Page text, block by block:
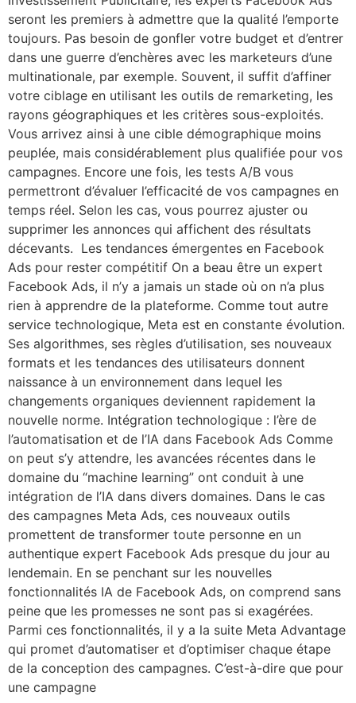
seront les premiers à admettre que la qualité l’emporte
toujours. Pas besoin de gonfler votre budget et d’entrer
dans une guerre d’enchères avec les marketeurs d’une
multinationale, par exemple. Souvent, il suffit d’affiner
votre ciblage en utilisant les outils de remarketing, les
rayons géographiques et les critères sous-exploités.
Vous arrivez ainsi à une cible démographique moins
peuplée, mais considérablement plus qualifiée pour vos
campagnes. Encore une fois, les tests A/B vous
permettront d’évaluer l’efficacité de vos campagnes en
temps réel. Selon les cas, vous pourrez ajuster ou
supprimer les annonces qui affichent des résultats
décevants. Les tendances émergentes en Facebook
Ads pour rester compétitif On a beau être un expert
Facebook Ads, il n’y a jamais un stade où on n’a plus
rien à apprendre de la plateforme. Comme tout autre
service technologique, Meta est en constante évolution.
Ses algorithmes, ses règles d’utilisation, ses nouveaux
formats et les tendances des utilisateurs donnent
naissance à un environnement dans lequel les
changements organiques deviennent rapidement la
nouvelle norme. Intégration technologique : l’ère de
l’automatisation et de l’IA dans Facebook Ads Comme
on peut s’y attendre, les avancées récentes dans le
domaine du “machine learning” ont conduit à une
intégration de l’IA dans divers domaines. Dans le cas
des campagnes Meta Ads, ces nouveaux outils
promettent de transformer toute personne en un
authentique expert Facebook Ads presque du jour au
lendemain. En se penchant sur les nouvelles
fonctionnalités IA de Facebook Ads, on comprend sans
peine que les promesses ne sont pas si exagérées.
Parmi ces fonctionnalités, il y a la suite Meta Advantage
qui promet d’automatiser et d’optimiser chaque étape
de la conception des campagnes. C’est-à-dire que pour
une campagne